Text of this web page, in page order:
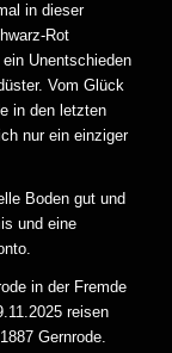
in dieser
Rot
Unentschieden
Vom Glück
in den letzten
nur ein einziger
Boden gut und
und eine
in der Fremde
reisen
Gernrode.